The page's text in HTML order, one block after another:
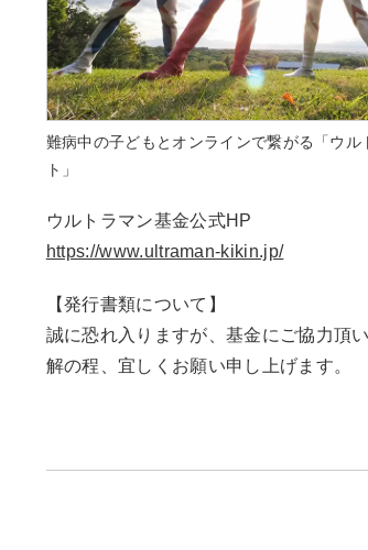
難病中の子どもとオンラインで繋がる「ウル
ト」
ウルトラマン基金公式HP
https://www.ultraman-kikin.jp/
【発行書類について】
誠に恐れ入りますが、基金にご協力頂
解の程、宜しくお願い申し上げます。